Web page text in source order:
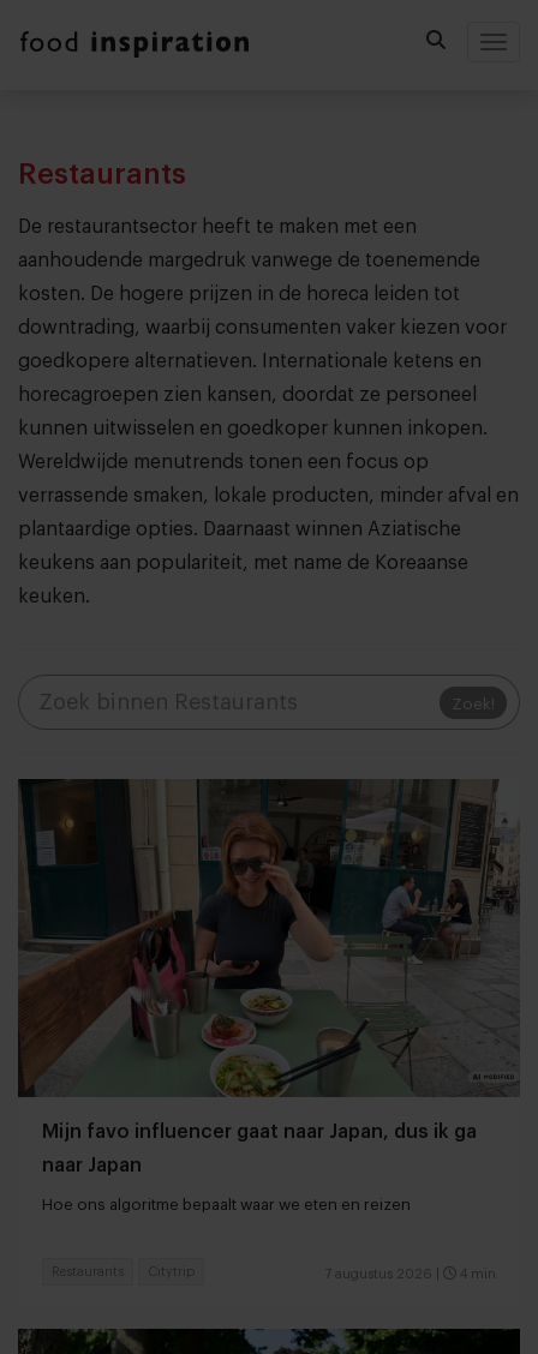
Restaurants
De restaurantsector heeft te maken met een
aanhoudende margedruk vanwege de toenemende
kosten. De hogere prijzen in de horeca leiden tot
downtrading, waarbij consumenten vaker kiezen voor
goedkopere alternatieven. Internationale ketens en
horecagroepen zien kansen, doordat ze personeel
kunnen uitwisselen en goedkoper kunnen inkopen.
Wereldwijde menutrends tonen een focus op
verrassende smaken, lokale producten, minder afval en
plantaardige opties. Daarnaast winnen Aziatische
keukens aan populariteit, met name de Koreaanse
keuken.
Zoek!
Mijn favo influencer gaat naar Japan, dus ik ga
naar Japan
Hoe ons algoritme bepaalt waar we eten en reizen
7 augustus 2026 4 min
Restaurants Citytrip